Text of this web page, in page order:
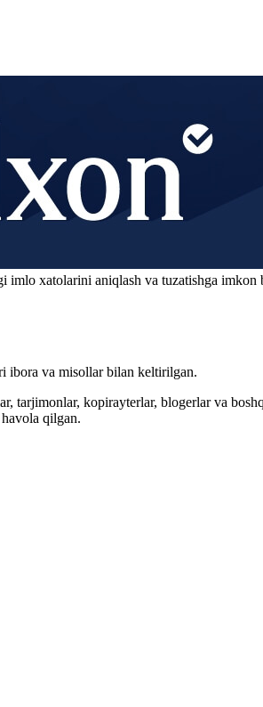
xatolarini aniqlash va tuzatishga imkon
ibora va misollar bilan keltirilgan.
tarjimonlar, kopirayterlar, blogerlar va
qilgan.